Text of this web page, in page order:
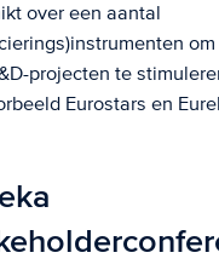
over een aantal
projecten te
Eurostars en